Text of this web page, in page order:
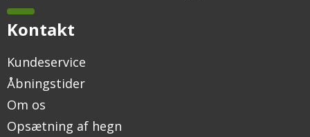
Kontakt
Kundeservice
Åbningstider
Om os
Opsætning af hegn